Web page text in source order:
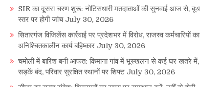
SIR का दूसरा चरण शुरू: नोटिसधारी मतदाताओं की सुनवाई आज से, बूथ
स्तर पर होगी जांच July 30, 2026
सितारगंज विजिलेंस कार्रवाई पर प्रदेशभर में विरोध, राजस्व कर्मचारियों का
अनिश्चितकालीन कार्य बहिष्कार July 30, 2026
चमोली में बारिश बनी आफत: किमाना गांव में भूस्खलन से कई घर खतरे में,
सड़कें बंद, परिवार सुरक्षित स्थानों पर शिफ्ट July 30, 2026